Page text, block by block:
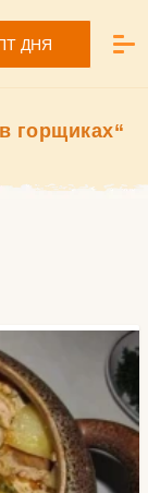
ДНЯ
горщиках“